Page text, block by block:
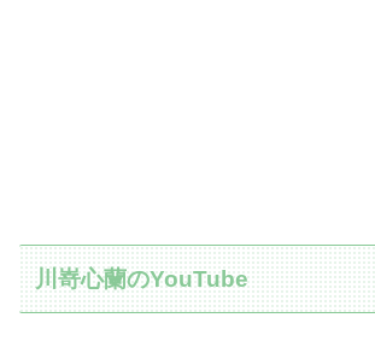
川嵜心蘭のYouTube